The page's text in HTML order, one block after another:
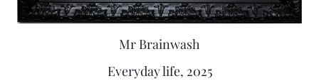
Mr Brainwash
Everyday life, 2025